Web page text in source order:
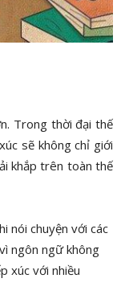
Trong thời đại thế
sẽ không chỉ giới
khắp trên toàn thế
nói chuyện với các
ngôn ngữ không
xúc với nhiều